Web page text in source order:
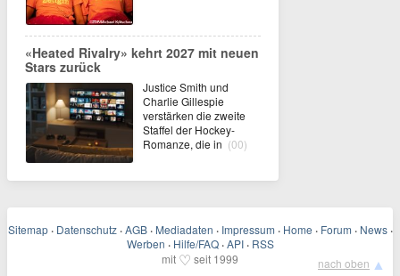
«Heated Rivalry» kehrt 2027 mit neuen
Stars zurück
Justice Smith und
Charlie Gillespie
verstärken die zweite
Staffel der Hockey-
Romanze, die in (00)
Sitemap · Datenschutz · AGB · Mediadaten · Impressum · Home · Forum · News ·
Werben · Hilfe/FAQ · API · RSS
mit ♡ seit 1999 nach oben ▲